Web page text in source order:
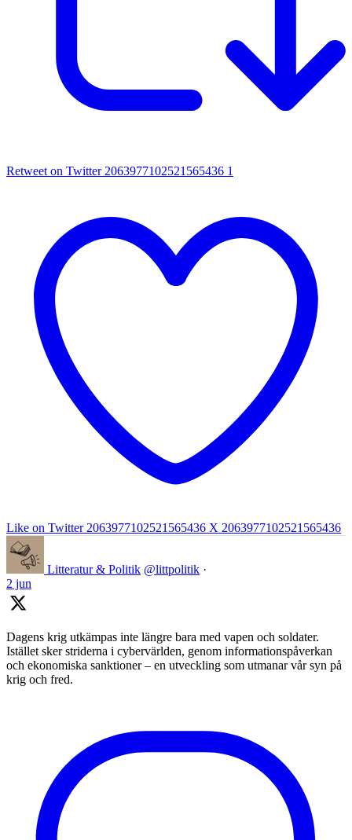
Retweet on Twitter 2063977102521565436 1
Like on Twitter 2063977102521565436 X 2063977102521565436
Litteratur & Politik @littpolitik ·
2 jun
Dagens krig utkämpas inte längre bara med vapen och soldater.
Istället sker striderna i cybervärlden, genom informationspåverkan
och ekonomiska sanktioner – en utveckling som utmanar vår syn på
krig och fred.